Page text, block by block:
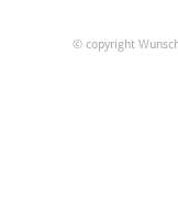
© copyright